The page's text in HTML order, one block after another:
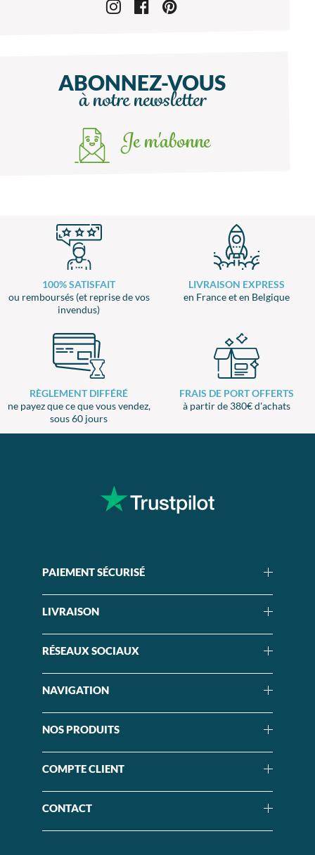
ABONNEZ-VOUS
à notre newsletter
Je m'abonne
100% SATISFAIT
ou remboursés (et reprise de vos
invendus)
LIVRAISON EXPRESS
en France et en Belgique
RÈGLEMENT DIFFÉRÉ
ne payez que ce que vous vendez,
sous 60 jours
FRAIS DE PORT OFFERTS
à partir de 380€ d'achats
PAIEMENT SÉCURISÉ
LIVRAISON
RÉSEAUX SOCIAUX
NAVIGATION
NOS PRODUITS
COMPTE CLIENT
CONTACT